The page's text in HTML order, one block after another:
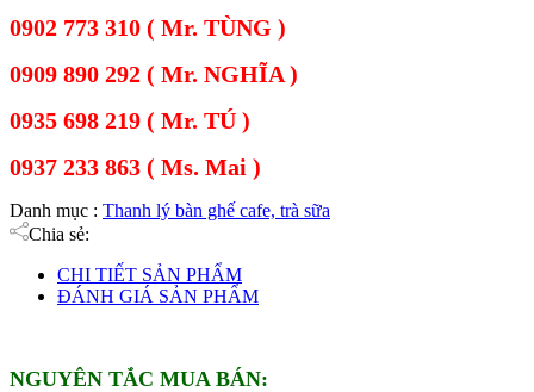
0902 773 310 ( Mr. TÙNG )
0909 890 292 ( Mr. NGHĨA )
0935 698 219 ( Mr. TÚ )
0937 233 863 ( Ms. Mai )
Danh mục : Thanh lý bàn ghế cafe, trà sữa
Chia sẻ:
CHI TIẾT SẢN PHẨM
ĐÁNH GIÁ SẢN PHẨM
NGUYÊN TẮC MUA BÁN: